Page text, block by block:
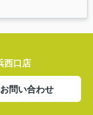
西口店
お問い合わせ